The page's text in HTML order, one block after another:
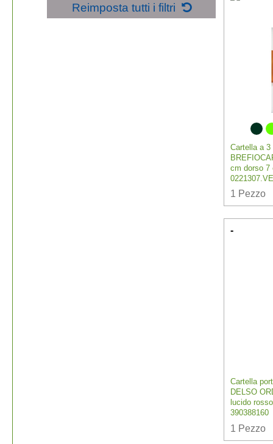
Reimposta tutti i filtri
Cartella a
cm dorso 7
0221307.VE
1 Pezzo
-
Cartella
DELSO
lucido
390388160
1 Pezzo